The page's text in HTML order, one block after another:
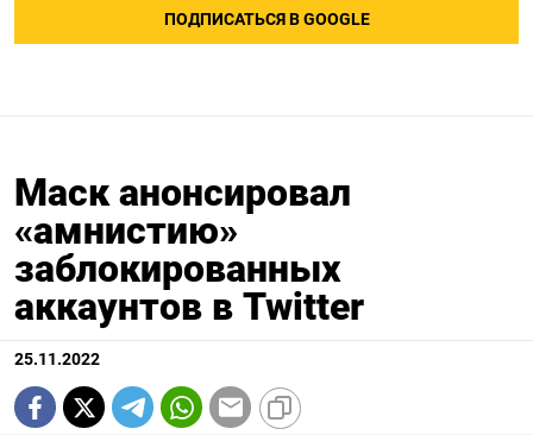
ПОДПИСАТЬСЯ В GOOGLE
Маск анонсировал
«амнистию»
заблокированных
аккаунтов в Twitter
25.11.2022